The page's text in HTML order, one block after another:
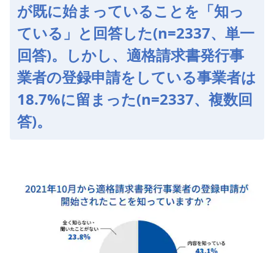
が既に始まっていることを「知っ
ている」と回答した(n=2337、単一
回答)。しかし、適格請求書発行事
業者の登録申請をしている事業者は
18.7%に留まった(n=2337、複数回
答)。